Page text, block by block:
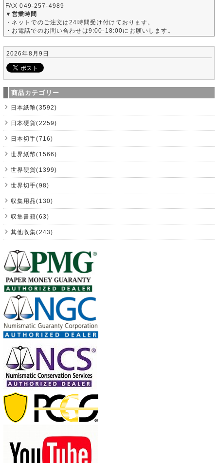
FAX 049-257-4989
▼営業時間
・ネットでのご注文は24時間受け付けております。
・お電話でのお問い合わせは9:00-18:00にお願いします。
2026年8月9日
商品カテゴリー
日本紙幣(3592)
日本硬貨(2259)
日本切手(716)
世界紙幣(1566)
世界硬貨(1399)
世界切手(98)
収集用品(130)
収集書籍(63)
其他収集(243)